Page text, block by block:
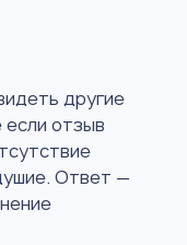
другие
отзыв
Ответ —